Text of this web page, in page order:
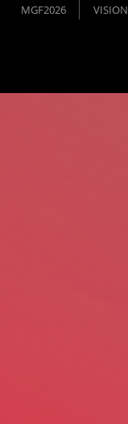
MGF2026 VISION